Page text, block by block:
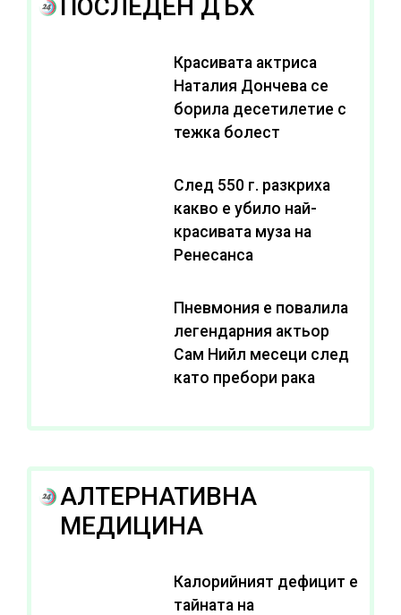
ПОСЛЕДЕН ДЪХ
Красивата актриса
Наталия Дончева се
борила десетилетие с
тежка болест
След 550 г. разкриха
какво е убило най-
красивата муза на
Ренесанса
Пневмония е повалила
легендарния актьор
Сам Нийл месеци след
като пребори рака
АЛТЕРНАТИВНА
МЕДИЦИНА
Калорийният дефицит е
тайната на